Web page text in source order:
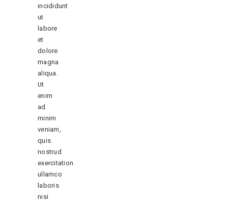
incididunt
ut
labore
et
dolore
magna
aliqua.
Ut
enim
ad
minim
veniam,
quis
nostrud
exercitation
ullamco
laboris
nisi